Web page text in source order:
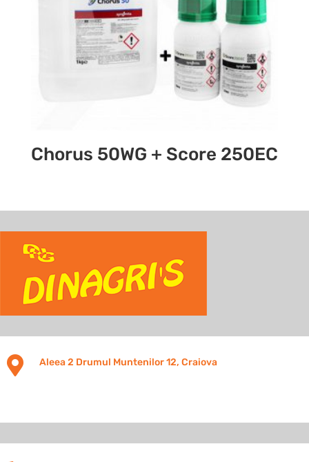
Chorus 50WG + Score 250EC
 Aleea 2 Drumul Muntenilor 12, Craiova